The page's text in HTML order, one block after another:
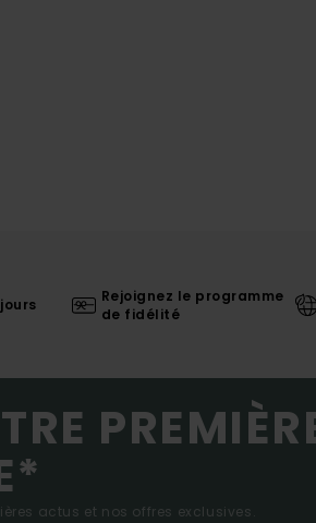
Rejoignez le programme
de fidélité
actus et nos offres exclusives.